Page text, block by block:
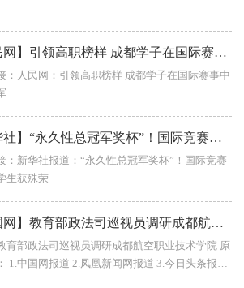
【人民网】引领高职榜样 成都学子在国际赛事中再夺冠军
：人民网：引领高职榜样 成都学子在国际赛事中
【新华社】“永久性总冠军奖杯”！国际竞赛成都大学生获殊荣
：新华社报道：“永久性总冠军奖杯”！国际竞赛
生获殊荣
【中国网】教育部政法司巡视员调研成都航空职业技术学院
育部政法司巡视员调研成都航空职业技术学院 原
2.凤凰新闻网报道 3.今日头条报道